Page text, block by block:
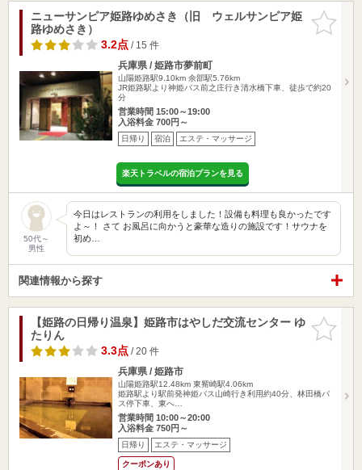
お気に入
りに追加
ニューサンピア姫路ゆめさき（旧 ウェルサンピア姫
路ゆめさき）
3.2点/ 15 件
兵庫県 / 姫路市夢前町
山陽姫路駅9.10km 余部駅5.76km
JR姫路駅より神姫バス前之庄行き清水橋下車、徒歩で約20
分
営業時間 15:00～19:00
入浴料金 700円～
日帰り 宿泊 エステ・マッサージ
楽天トラベルの宿泊プランを見る
50代～
男性
今日はレストランの利用をしました！設備も料理も良かったです
よ～！ さて お風呂に向かうと豪華な造りの施設です！サウナを
初め…
関連情報から探す
お気に入
りに追加
【姫路の日帰り温泉】姫路市はやしだ交流センター ゆ
たりん
3.3点/ 20 件
兵庫県 / 姫路市
山陽姫路駅12.48km 東觜崎駅4.06km
姫路駅より駅前発神姫バス山崎行き利用約40分、林田橋バ
ス停下車、東へ…
営業時間 10:00～20:00
入浴料金 750円～
日帰り エステ・マッサージ
クーポンあり